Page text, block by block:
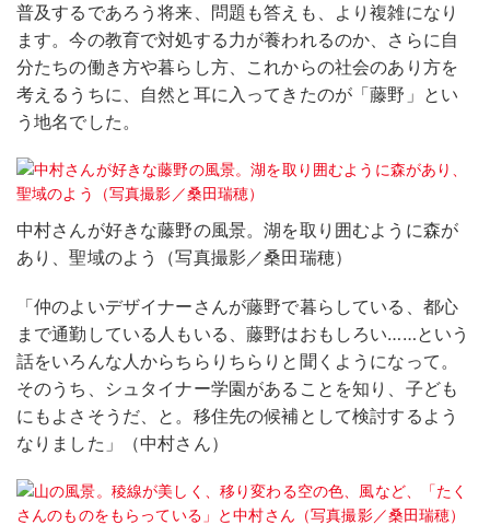
普及するであろう将来、問題も答えも、より複雑になり
ます。今の教育で対処する力が養われるのか、さらに自
分たちの働き方や暮らし方、これからの社会のあり方を
考えるうちに、自然と耳に入ってきたのが「藤野」とい
う地名でした。
中村さんが好きな藤野の風景。湖を取り囲むように森が
あり、聖域のよう（写真撮影／桑田瑞穂）
「仲のよいデザイナーさんが藤野で暮らしている、都心
まで通勤している人もいる、藤野はおもしろい……という
話をいろんな人からちらりちらりと聞くようになって。
そのうち、シュタイナー学園があることを知り、子ども
にもよさそうだ、と。移住先の候補として検討するよう
なりました」（中村さん）